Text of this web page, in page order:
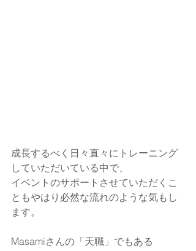
成長するべく日々直々にトレーニング
していただいている中で、
イベントのサポートさせていただくこ
ともやはり必然な流れのような気もし
ます。
Masamiさんの「天職」でもある